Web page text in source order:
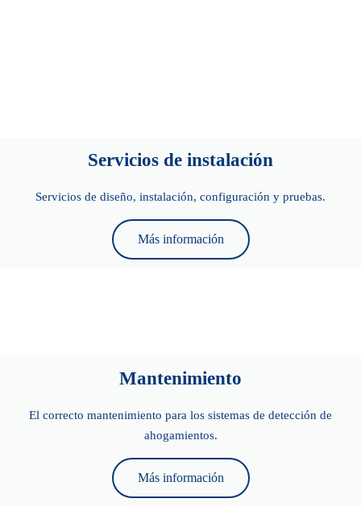
Servicios de instalación
Servicios de diseño, instalación, configuración y pruebas.
Más información
Mantenimiento
El correcto mantenimiento para los sistemas de detección de
ahogamientos.
Más información